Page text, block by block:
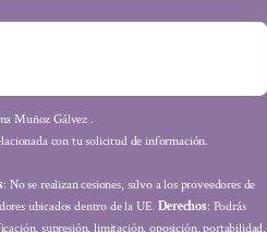
Muñoz Gálvez .
con tu solicitud de información.
: No se realizan cesiones, salvo a los proveedores de
ubicados dentro de la UE.Derechos: Podrás
supresión, limitación, oposición, portabilidad,